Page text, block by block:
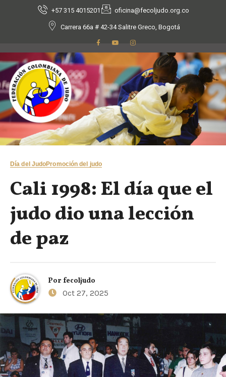
+57 315 4015201 oficina@fecoljudo.org.co
Carrera 66a # 42-34 Salitre Greco, Bogotá
Día del JudoPromoción del judo
Cali 1998: El día que el
judo dio una lección
de paz
Por fecoljudo
Oct 27, 2025